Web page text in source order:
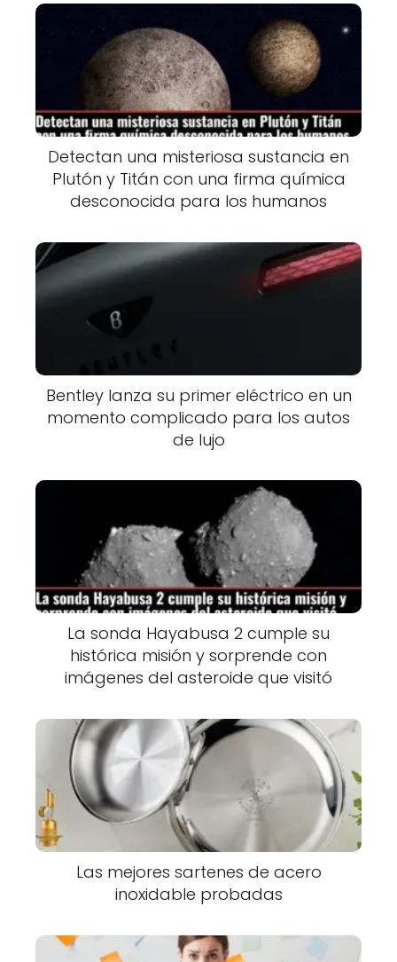
Detectan una misteriosa sustancia en
Plutón y Titán con una firma química
desconocida para los humanos
Bentley lanza su primer eléctrico en un
momento complicado para los autos
de lujo
La sonda Hayabusa 2 cumple su
histórica misión y sorprende con
imágenes del asteroide que visitó
Las mejores sartenes de acero
inoxidable probadas